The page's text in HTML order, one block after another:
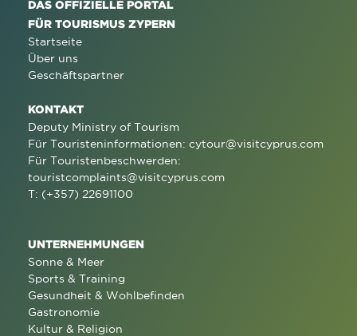
DAS OFFIZIELLE PORTAL
FÜR TOURISMUS ZYPERN
Startseite
Über uns
Geschäftspartner
KONTAKT
Deputy Ministry of Tourism
Für Touristeninformationen: cytour@visitcyprus.com
Für Touristenbeschwerden:
touristcomplaints@visitcyprus.com
T: (+357) 22691100
UNTERNEHMUNGEN
Sonne & Meer
Sports & Training
Gesundheit & Wohlbefinden
Gastronomie
Kultur & Religion